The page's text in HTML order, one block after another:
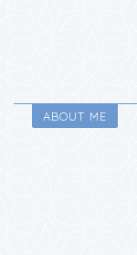
ABOUT ME